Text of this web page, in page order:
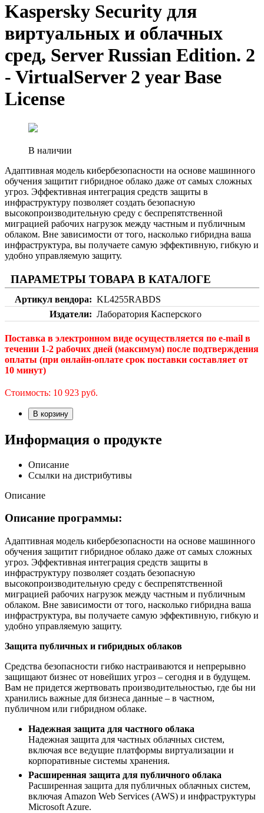
Kaspersky Security для
виртуальных и облачных
сред, Server Russian Edition. 2
- VirtualServer 2 year Base
License
В наличии
Адаптивная модель кибербезопасности на основе машинного
обучения защитит гибридное облако даже от самых сложных
угроз. Эффективная интеграция средств защиты в
инфраструктуру позволяет создать безопасную
высокопроизводительную среду с беспрепятственной
миграцией рабочих нагрузок между частным и публичным
облаком. Вне зависимости от того, насколько гибридна ваша
инфраструктура, вы получаете самую эффективную, гибкую и
удобно управляемую защиту.
ПАРАМЕТРЫ ТОВАРА В КАТАЛОГЕ
Артикул вендора
KL4255RABDS
Издатели
Лаборатория Касперского
Поставка в электронном виде осуществляется по e-mail в
течении 1-2 рабочих дней (максимум) после подтверждения
оплаты (при онлайн-оплате срок поставки составляет от
10 минут)
Стоимость: 10 923 руб.
В корзину
Информация о продукте
Описание
Ссылки на дистрибутивы
Описание
Описание программы:
Адаптивная модель кибербезопасности на основе машинного
обучения защитит гибридное облако даже от самых сложных
угроз. Эффективная интеграция средств защиты в
инфраструктуру позволяет создать безопасную
высокопроизводительную среду с беспрепятственной
миграцией рабочих нагрузок между частным и публичным
облаком. Вне зависимости от того, насколько гибридна ваша
инфраструктура, вы получаете самую эффективную, гибкую и
удобно управляемую защиту.
Защита публичных и гибридных облаков
Средства безопасности гибко настраиваются и непрерывно
защищают бизнес от новейших угроз – сегодня и в будущем.
Вам не придется жертвовать производительностью, где бы ни
хранились важные для бизнеса данные – в частном,
публичном или гибридном облаке.
Надежная защита для частного облака
Надежная защита для частных облачных систем,
включая все ведущие платформы виртуализации и
корпоративные системы хранения.
Расширенная защита для публичного облака
Расширенная защита для публичных облачных систем,
включая Amazon Web Services (AWS) и инфраструктуры
Microsoft Azure.